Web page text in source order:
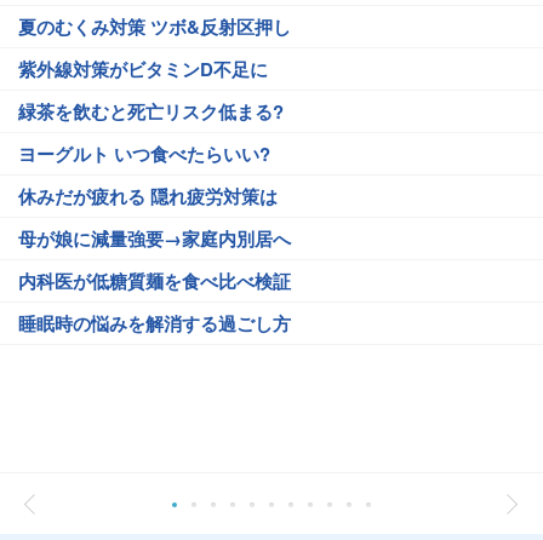
夏のむくみ対策 ツボ&反射区押し
紫外線対策がビタミンD不足に
緑茶を飲むと死亡リスク低まる?
ヨーグルト いつ食べたらいい?
休みだが疲れる 隠れ疲労対策は
母が娘に減量強要→家庭内別居へ
内科医が低糖質麺を食べ比べ検証
睡眠時の悩みを解消する過ごし方